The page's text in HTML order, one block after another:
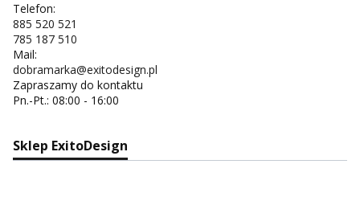
Telefon:
885 520 521
785 187 510
Mail:
dobramarka@exitodesign.pl
Zapraszamy do kontaktu
Pn.-Pt.: 08:00 - 16:00
Sklep ExitoDesign